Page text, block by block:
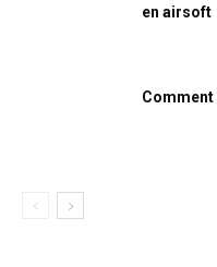
en airsoft